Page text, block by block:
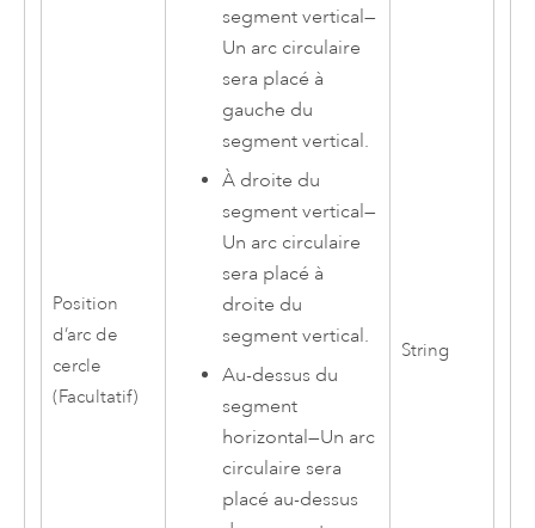
Position
d’arc de
cercle
(Facultatif)
segment vertical—
Un arc circulaire
sera placé à
gauche du
segment vertical.
À droite du
segment vertical—
Un arc circulaire
sera placé à
droite du
segment vertical.
Au-dessus du
segment
horizontal—Un arc
circulaire sera
placé au-dessus
String